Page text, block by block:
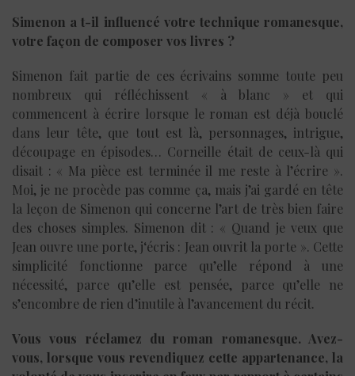
Simenon a t-il influencé votre technique romanesque,
votre façon de composer vos livres ?
Simenon fait partie de ces écrivains somme toute peu
nombreux qui réfléchissent « à blanc » et qui
commencent à écrire lorsque le roman est déjà bouclé
dans leur tête, que tout est là, personnages, intrigue,
découpage en épisodes… Corneille était de ceux-là qui
disait : « Ma pièce est terminée il me reste à l’écrire ».
Moi, je ne procède pas comme ça, mais j’ai gardé en tête
la leçon de Simenon qui concerne l’art de très bien faire
des choses simples. Simenon dit : « Quand je veux que
Jean ouvre une porte, j‘écris : Jean ouvrit la porte ». Cette
simplicité fonctionne parce qu’elle répond à une
nécessité, parce qu’elle est pensée, parce qu’elle ne
s’encombre de rien d’inutile à l’avancement du récit.
Vous vous réclamez du roman romanesque. Avez-
vous, lorsque vous revendiquez cette appartenance, la